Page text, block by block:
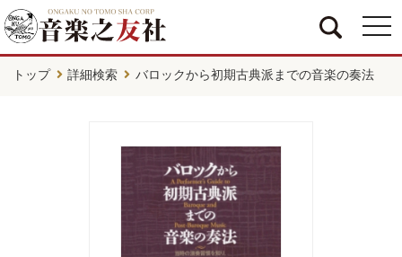
トップ 詳細検索 バロックから初期古典派までの音楽の奏法